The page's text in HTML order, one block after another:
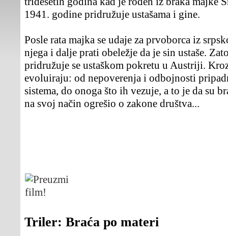
1941. godine pridružuje ustašama i gine.
Posle rata majka se udaje za prvoborca iz
njega i dalje prati obeležje da je sin ustaše.
pridružuje se ustaškom pokretu u Austriji.
evoluiraju: od nepoverenja i odbojnosti
sistema, do onoga što ih vezuje, a to je da su
na svoj način ogrešio o zakone društva...
Triler: Braća po materi